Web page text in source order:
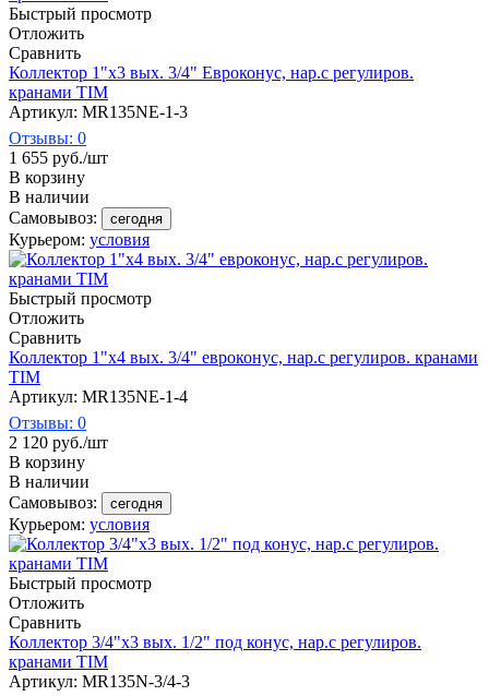
Быстрый просмотр
Отложить
Сравнить
Коллектор 1"х3 вых. 3/4" Евроконус, нар.с регулиров.
кранами TIM
Артикул: MR135NE-1-3
Отзывы: 0
1 655 руб./шт
В корзину
В наличии
Самовывоз:
сегодня
Курьером: условия
Быстрый просмотр
Отложить
Сравнить
Коллектор 1"х4 вых. 3/4" евроконус, нар.с регулиров. кранами
TIM
Артикул: MR135NE-1-4
Отзывы: 0
2 120 руб./шт
В корзину
В наличии
Самовывоз:
сегодня
Курьером: условия
Быстрый просмотр
Отложить
Сравнить
Коллектор 3/4"х3 вых. 1/2" под конус, нар.с регулиров.
кранами TIM
Артикул: MR135N-3/4-3